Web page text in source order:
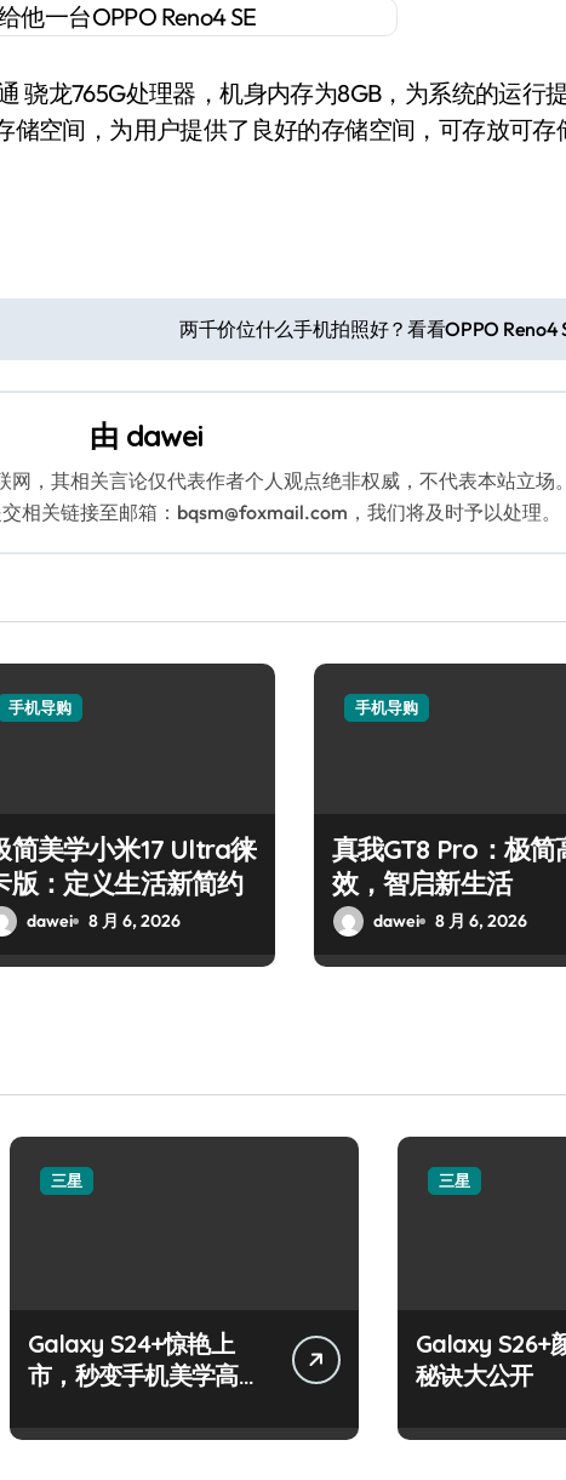
骁龙765G处理器，机身内存为8GB，为系统的运行
储空间，为用户提供了良好的存储空间，可存放可存
两千价位什么手机拍照好？看看OPPO Reno4
由 dawei
，其相关言论仅代表作者个人观点绝非权威，不代表本站立场
相关链接至邮箱：bqsm@foxmail.com，我们将及时予以处理。
手机导购
简美学小米17 Ultra徕
版：定义生活新简约
dawei 8 月 6, 2026
手机导购
真我GT8 Pro：极简
效，智启新生活
dawei 8 月 6, 2026
三星
Galaxy S24+惊艳上
市，秒变手机美学高
三星
Galaxy S26+
秘诀大公开